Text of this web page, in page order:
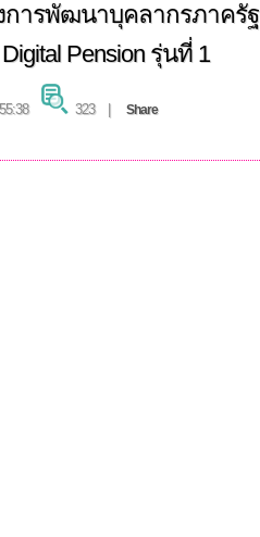
การพัฒนาบุคลากรภาค
Pension รุ่นที่ 1
323 | Share